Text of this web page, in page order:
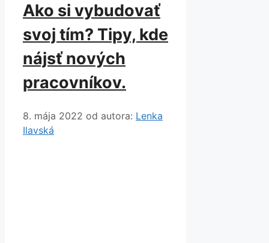
Ako si vybudovať
svoj tím? Tipy, kde
nájsť nových
pracovníkov.
8. mája 2022 od autora: Lenka
Ilavská